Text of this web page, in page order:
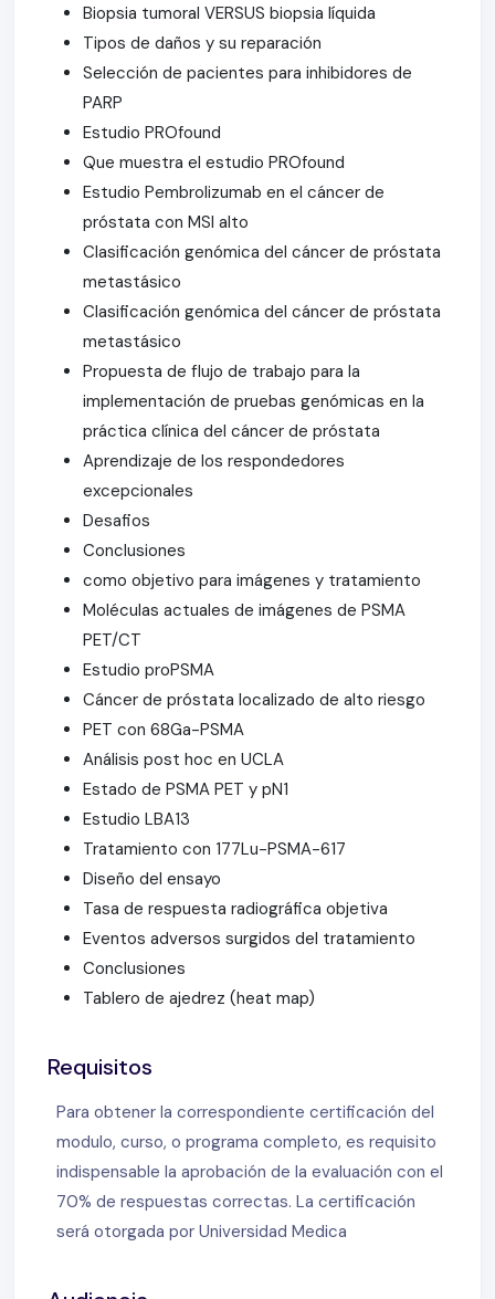
Biopsia tumoral VERSUS biopsia líquida
Tipos de daños y su reparación
Selección de pacientes para inhibidores de
PARP
Estudio PROfound
Que muestra el estudio PROfound
Estudio Pembrolizumab en el cáncer de
próstata con MSI alto
Clasificación genómica del cáncer de próstata
metastásico
Clasificación genómica del cáncer de próstata
metastásico
Propuesta de flujo de trabajo para la
implementación de pruebas genómicas en la
práctica clínica del cáncer de próstata
Aprendizaje de los respondedores
excepcionales
Desafios
Conclusiones
como objetivo para imágenes y tratamiento
Moléculas actuales de imágenes de PSMA
PET/CT
Estudio proPSMA
Cáncer de próstata localizado de alto riesgo
PET con 68Ga-PSMA
Análisis post hoc en UCLA
Estado de PSMA PET y pN1
Estudio LBA13
Tratamiento con 177Lu-PSMA-617
Diseño del ensayo
Tasa de respuesta radiográfica objetiva
Eventos adversos surgidos del tratamiento
Conclusiones
Tablero de ajedrez (heat map)
Requisitos
Para obtener la correspondiente certificación del
modulo, curso, o programa completo, es requisito
indispensable la aprobación de la evaluación con el
70% de respuestas correctas. La certificación
será otorgada por Universidad Medica